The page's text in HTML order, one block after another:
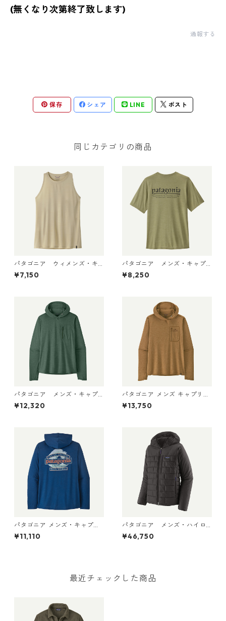
(無くなり次第終了致します)
通報する
保存 シェア LINE ポスト
同じカテゴリの商品
パタゴニア ウィメンズ・キ
ャプリーン・クール・ウルト
ラ・タンク Pumice - Dyno W
¥7,150
パタゴニア メンズ・キャプ
リーン・クール・デイリー・
シャツ（ハット・トリッパ
04 日本正規品
¥8,250
パタゴニア メンズ・キャプ
リーン・クール・サン・フー
ディ 44800 日本正規品
¥12,320
パタゴニア メンズ キャプリー
ン クール サン フーディ クラ
ウド クラッグ クレスト 4493
¥13,750
パタゴニア メンズ・キャプリ
ーン・クール・デイリー・フ
ーディ（グレート・ウェーブ
¥11,110
パタゴニア メンズ・ハイロ
フト・ナノ・パフ・フーデ
¥46,750
最近チェックした商品